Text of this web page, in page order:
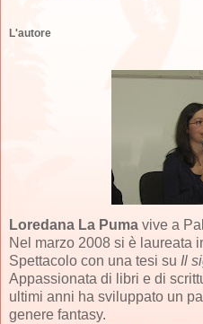
L'autore
Loredana La Puma vive a
Nel marzo 2008 si è laureata
Spettacolo con una tesi su Il
Appassionata di libri e di
ultimi anni ha sviluppato un
genere fantasy.